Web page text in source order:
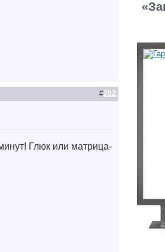
#202
Глюк или матрица-